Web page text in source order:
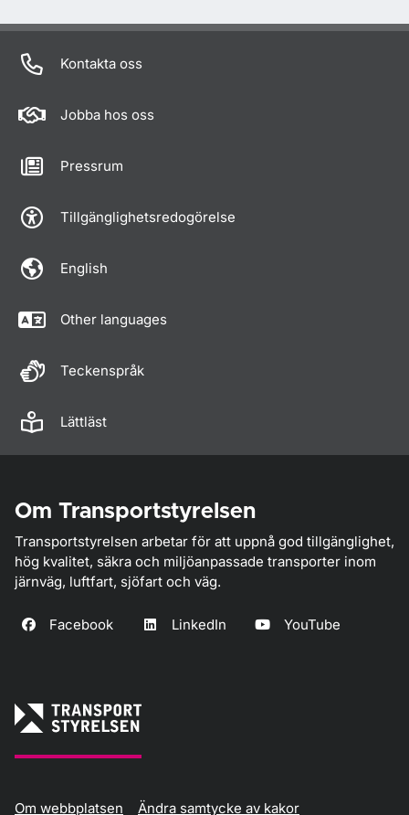
Kontakta oss
Jobba hos oss
Pressrum
Tillgänglighetsredogörelse
English
Other languages
Teckenspråk
Lättläst
Om Transportstyrelsen
Transportstyrelsen arbetar för att uppnå god tillgänglighet,
hög kvalitet, säkra och miljöanpassade transporter inom
järnväg, luftfart, sjöfart och väg.
Facebook LinkedIn YouTube
Om webbplatsen Ändra samtycke av kakor